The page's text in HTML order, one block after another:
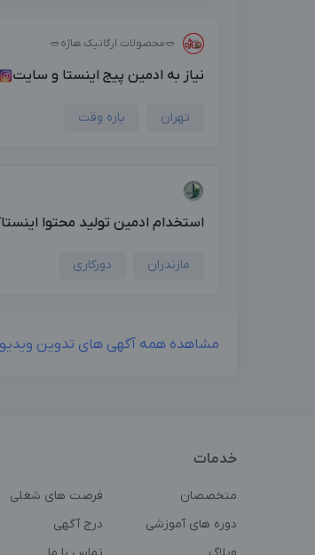
🥗محصولات ارگانیک هاژه🥗
نیاز به ادمین پیج اینستا و سایت
تهران پاره وقت
استخدام ادمین تولید محتوا
مازندران دورکاری
مشاهده همه آگهی های تدوین‌ ویدیو
خدمات
متخصصان
فرصت های شغلی
دوره های آموزشی
درج آگهی